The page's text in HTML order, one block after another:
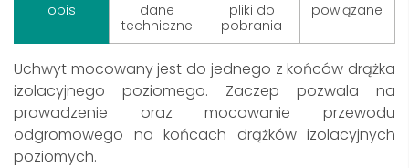
opis
dane
techniczne
pliki do
pobrania
powiązane
Uchwyt mocowany jest do jednego z końców drążka
izolacyjnego poziomego. Zaczep pozwala na
prowadzenie oraz mocowanie przewodu
odgromowego na końcach drążków izolacyjnych
poziomych.